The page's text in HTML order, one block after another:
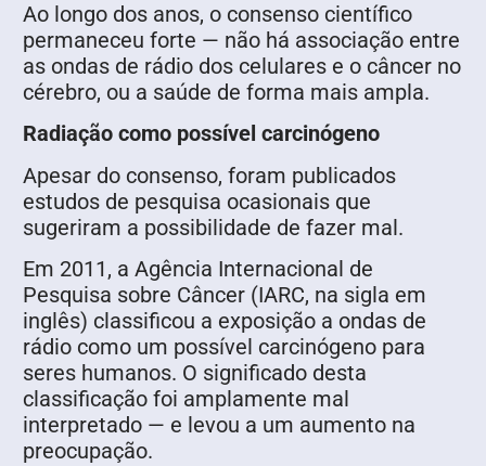
Ao longo dos anos, o consenso científico
permaneceu forte — não há associação entre
as ondas de rádio dos celulares e o câncer no
cérebro, ou a saúde de forma mais ampla.
Radiação como possível carcinógeno
Apesar do consenso, foram publicados
estudos de pesquisa ocasionais que
sugeriram a possibilidade de fazer mal.
Em 2011, a Agência Internacional de
Pesquisa sobre Câncer (IARC, na sigla em
inglês) classificou a exposição a ondas de
rádio como um possível carcinógeno para
seres humanos. O significado desta
classificação foi amplamente mal
interpretado — e levou a um aumento na
preocupação.